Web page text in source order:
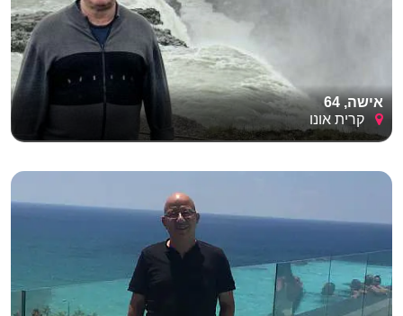
אישה, 64
קרית אונו